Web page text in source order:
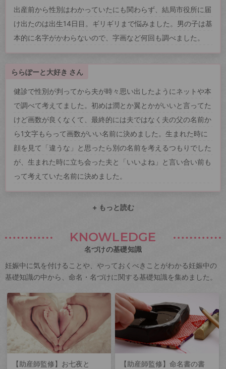
出産前から性別はわかっていたにも関わらず、結局市役所に届
け出たのは出生14日目。ギリギリまで悩みました。男の子は基
本的に名字がかわらないので、字画など何回も調べました。
ららぽーと大好き さん
健診で性別が判ってから夫が時々思い出したようにネットや本
で調べて考えてました。初めは潤とか翼とかがいいと言ってた
けど画数が良くなくて、最終的には夫ではなく夫の父の名前か
ら1文字もらって画数がいい名前に決めました。生まれた時に
顔を見て「違うな」と思ったら別の名前を考えるつもりでした
が、生まれた時に立ち会った夫と「いいよね」と言い合い前も
って考えていた名前に決めました。
+ もっと読む
KNOWLEDGE
名づけの基礎知識
妊娠中に気を付けることや、やっておくべきことがわかる妊娠中の
基礎知識の中から、命名・名づけに関する基礎知識を集めました。
【助産師監修】お七夜と
【助産師監修】命名書の書